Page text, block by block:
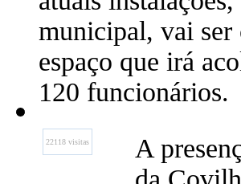
municipal, vai ser
espaço que irá
120 funcionários.
22118 visitas
A